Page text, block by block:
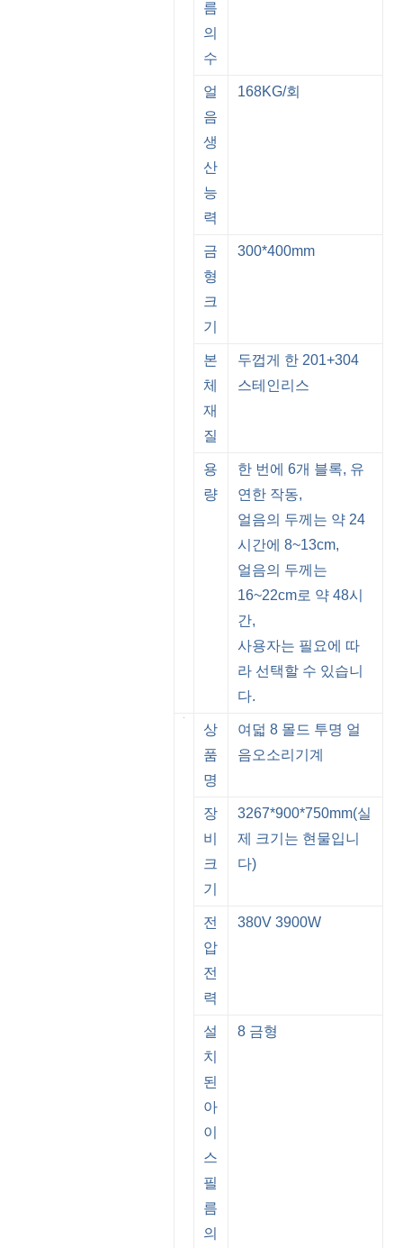
름
의
수
얼
음
생
산
능
력
168KG/회
금
형
크
기
300*400mm
본
체
재
질
두껍게 한 201+304
스테인리스
용
량
한 번에 6개 블록, 유
연한 작동,
얼음의 두께는 약 24
시간에 8~13cm,
얼음의 두께는
16~22cm로 약 48시
간,
사용자는 필요에 따
라 선택할 수 있습니
다.
상
품
명
여덟 8 몰드 투명 얼
음오소리 기계
장
비
크
기
3267*900*750mm(실
제 크기는 현물입니
다)
전
압
전
력
380V 3900W
설
치
된
아
이
스
필
름
의
8 금형